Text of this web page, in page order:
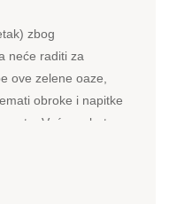
zbog
neće raditi za
ove zelene oaze,
obroke i napitke
vrtu. Već u subotu